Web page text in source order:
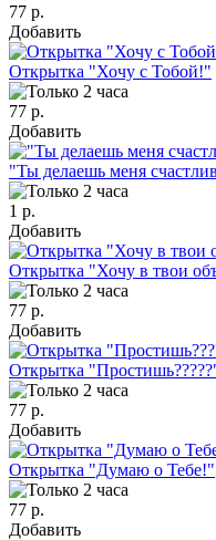
77 р.
Добавить
Открытка "Хочу с Тобой!"
77 р.
Добавить
"Ты делаешь меня
1 р.
Добавить
Открытка "Хочу в твои
77 р.
Добавить
Открытка
77 р.
Добавить
Открытка "Думаю о Тебе!"
77 р.
Добавить